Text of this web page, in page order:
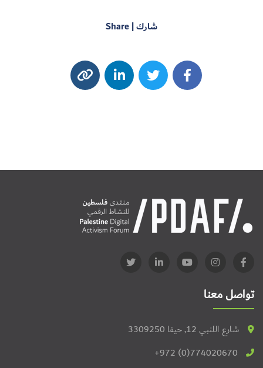
شارك | Share
تواصل معنا
شارع اللنبي 12, حيفا 3309250
+972 (0)774020670